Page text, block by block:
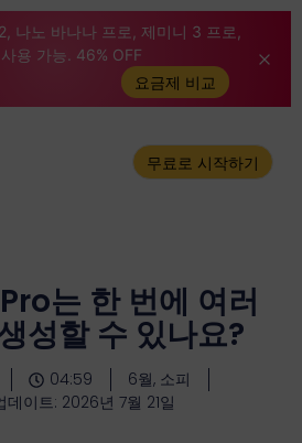
나노 바나나 프로, 제미니 3 프로,
용 가능. 46% OFF
요금제 비교
무료로 시작하기
는 한 번에 여러
성할 수 있나요?
04:59
6월, 소피
데이트: 2026년 7월 21일